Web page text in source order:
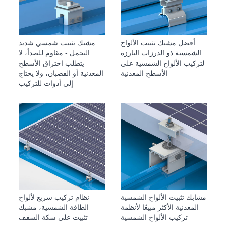
مشبك تثبيت شمسي شديد
التحمل - مقاوم للصدأ، لا
يتطلب اختراق الأسطح
المعدنية أو القضبان، ولا يحتاج
إلى أدوات للتركيب
أفضل مشبك تثبيت الألواح
الشمسية ذو الدرزات البارزة
لتركيب الألواح الشمسية على
الأسطح المعدنية
نظام تركيب سريع لألواح
الطاقة الشمسية، مشبك
تثبيت على سكة السقف
مشابك تثبيت الألواح الشمسية
المعدنية الأكثر مبيعًا لأنظمة
تركيب الألواح الشمسية